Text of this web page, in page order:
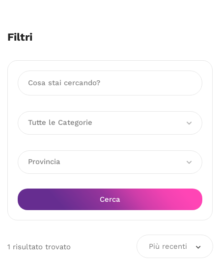
Filtri
Tutte le Categorie
Provincia
Cerca
1 risultato trovato Più recenti